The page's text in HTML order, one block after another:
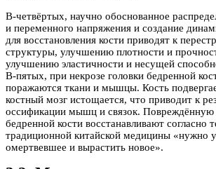
В-четвёртых, научно обоснованное
и переменного напряжения и создание
для восстановления кости приводят к
структуры, улучшению плотности и
улучшению эластичности и несущей
В-пятых, при некрозе головки бедренной
поражаются ткани и мышцы. Кость
костный мозг истощается, что приводит к
оссификации мышц и связок. Повреждённую
бедренной кости восстанавливают согласно
традиционной китайской медицины «нужно
омертвевшее и вырастить новое».